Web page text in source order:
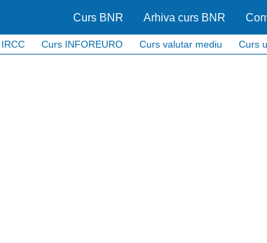
Curs BNR Arhiva curs BNR
IRCC Curs INFOREURO Curs valutar mediu Curs